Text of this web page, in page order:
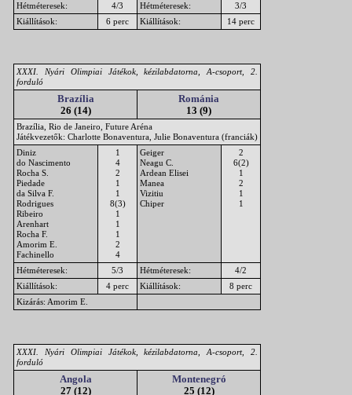
Hétméteresek: 4/3 Hétméteresek:
3/3
Kiállítások:
6 perc Kiállítások: 14 perc
XXXI. Nyári Olimpiai Játékok, kézilabdatorna, A-csoport, 2.
forduló
Brazília
26 (14)
Románia
13 (9)
Brazília, Rio de Janeiro, Future Aréna
Játékvezetők: Charlotte Bonaventura, Julie Bonaventura (franciák)
Diniz
do Nascimento
Rocha S.
Piedade
da Silva F.
Rodrigues
Ribeiro
Arenhart
Rocha F.
Amorim E.
Fachinello
1
4
2
1
1
8(3)
1
1
1
2
4
Geiger
Neagu C.
Ardean Elisei
Manea
Vizitiu
Chiper
2
6(2)
1
2
1
1
Hétméteresek: 5/3 Hétméteresek:
4/2
Kiállítások:
4 perc Kiállítások:
8 perc
Kizárás: Amorim E.
XXXI. Nyári Olimpiai Játékok, kézilabdatorna, A-csoport, 2.
forduló
Angola
27 (12)
Montenegró
25 (12)